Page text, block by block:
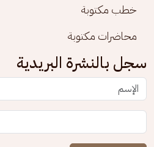
خطب مكتوبة
محاضرات مكتوبة
سجل بالنشرة البريدية